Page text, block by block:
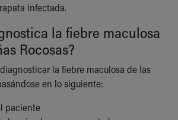
infectada.
la fiebre maculosa
Rocosas?
la fiebre maculosa de las
en lo siguiente:
paciente